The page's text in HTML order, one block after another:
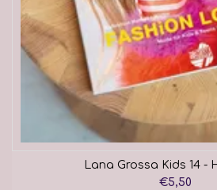
Lana Grossa Kids 14 -
€5,50